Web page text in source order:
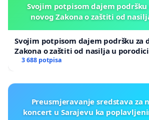
Svojim potpisom dajem podršku
novog Zakona o zaštiti od
Svojim potpisom dajem podršku za
Zakona o zaštiti od nasilja u
3 688 potpisa
Preusmjeravanje sredstava za
koncert u Sarajevu ka